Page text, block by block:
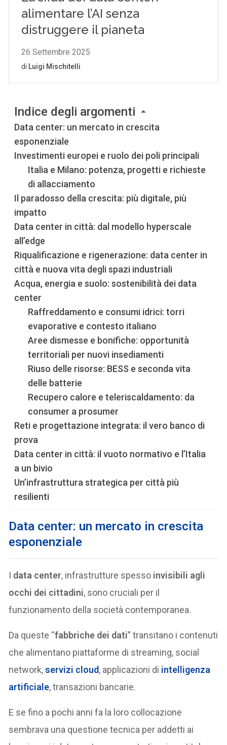
Indice degli argomenti
Data center: un mercato in crescita
esponenziale
Investimenti europei e ruolo dei poli principali
Italia e Milano: potenza, progetti e richieste
di allacciamento
Il paradosso della crescita: più digitale, più
impatto
Data center in città: dal modello hyperscale
all’edge
Riqualificazione e rigenerazione: data center in
città e nuova vita degli spazi industriali
Acqua, energia e suolo: sostenibilità dei data
center
Raffreddamento e consumi idrici: torri
evaporative e contesto italiano
Aree dismesse e bonifiche: opportunità
territoriali per nuovi insediamenti
Riuso delle risorse: BESS e seconda vita
delle batterie
Recupero calore e teleriscaldamento: da
consumer a prosumer
Reti e progettazione integrata: il vero banco di
prova
Data center in città: il vuoto normativo e l’Italia
a un bivio
Un’infrastruttura strategica per città più
resilienti
Data center: un mercato in crescita
esponenziale
I data center, infrastrutture spesso invisibili agli
occhi dei cittadini, sono cruciali per il
funzionamento della società contemporanea.
Da queste “fabbriche dei dati” transitano i contenuti
che alimentano piattaforme di streaming, social
network,servizi cloud, applicazioni di intelligenza
artificiale, transazioni bancarie.
E se fino a pochi anni fa la loro collocazione
sembrava una questione tecnica per addetti ai